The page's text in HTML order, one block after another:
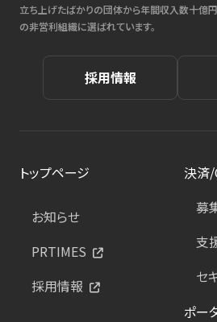
立ち上げたばかりの団体から年間収入数十億
の非営利組織に選ばれています。
採用情報
トップページ
お知らせ
PRTIMES
採用情報
決済/
募
支
セ
ポー